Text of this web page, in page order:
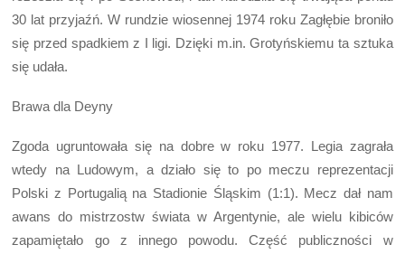
30 lat przyjaźń. W rundzie wiosennej 1974 roku Zagłębie broniło
się przed spadkiem z I ligi. Dzięki m.in. Grotyńskiemu ta sztuka
się udała.
Brawa dla Deyny
Zgoda ugruntowała się na dobre w roku 1977. Legia zagrała
wtedy na Ludowym, a działo się to po meczu reprezentacji
Polski z Portugalią na Stadionie Śląskim (1:1). Mecz dał nam
awans do mistrzostw świata w Argentynie, ale wielu kibiców
zapamiętało go z innego powodu. Część publiczności w